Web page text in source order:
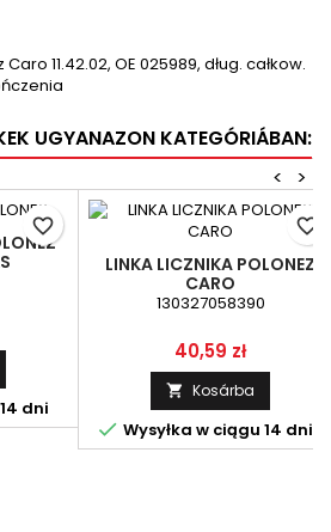
11.42.02, OE 025989, dług. całkow.
UGYANAZON KATEGÓRIÁBAN:
>
<
dni
favorite_border
LINKA LICZNIKA POLONEZ
CARO
130327058390
Ár
40,59 zł
 Kosárba
 Wysyłka w ciągu 14 dni
favorite_border